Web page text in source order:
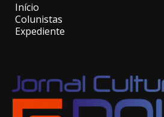
Início
Colunistas
Expediente